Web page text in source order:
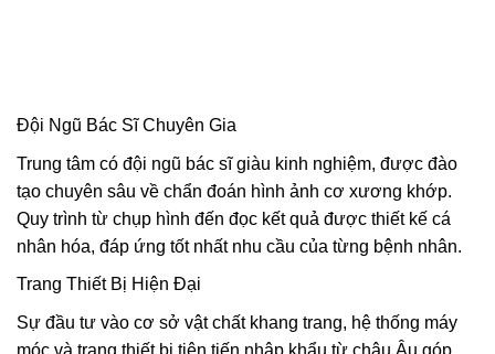
Đội Ngũ Bác Sĩ Chuyên Gia
Trung tâm có đội ngũ bác sĩ giàu kinh nghiệm, được đào
tạo chuyên sâu về chẩn đoán hình ảnh cơ xương khớp.
Quy trình từ chụp hình đến đọc kết quả được thiết kế cá
nhân hóa, đáp ứng tốt nhất nhu cầu của từng bệnh nhân.
Trang Thiết Bị Hiện Đại
Sự đầu tư vào cơ sở vật chất khang trang, hệ thống máy
móc và trang thiết bị tiên tiến nhập khẩu từ châu Âu góp